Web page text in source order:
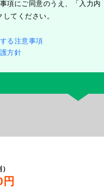
項にご同意のうえ、「入力内
てください。
る注意事項
方針